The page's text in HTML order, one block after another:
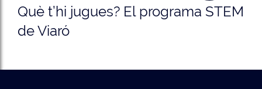
Què t’hi jugues? El programa STEM
de Viaró